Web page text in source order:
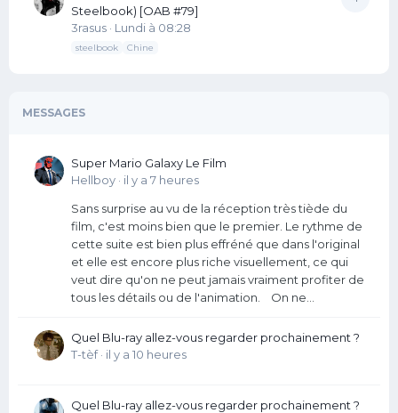
Steelbook) [OAB #79]
3rasus · Lundi à 08:28
steelbook Chine
MESSAGES
Super Mario Galaxy Le Film
Hellboy · il y a 7 heures
Sans surprise au vu de la réception très tiède du
film, c'est moins bien que le premier. Le rythme de
cette suite est bien plus effréné que dans l'original
et elle est encore plus riche visuellement, ce qui
veut dire qu'on ne peut jamais vraiment profiter de
tous les détails ou de l'animation. On ne...
Quel Blu-ray allez-vous regarder prochainement ?
T-tèf· il y a 10 heures
Quel Blu-ray allez-vous regarder prochainement ?